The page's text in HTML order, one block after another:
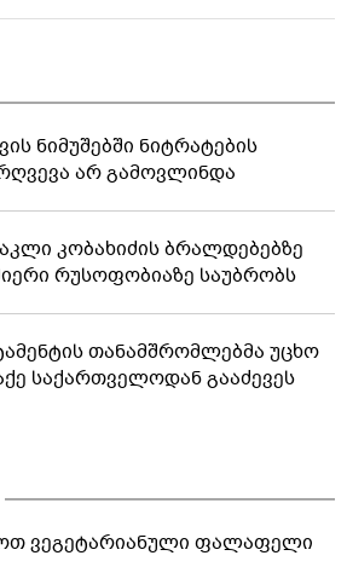
ნიმუშებში ნიტრატების
არ გამოვლინდა
კობახიძის ბრალდებებზე
რუსოფობიაზე საუბრობს
თანამშრომლებმა უცხო
საქართველოდან გააძევეს
ვეგეტარიანული ფალაფელი